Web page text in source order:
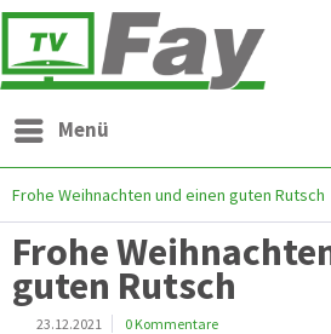
Menü
Frohe Weihnachten und einen guten Rutsch
Frohe
guten Rutsch
23.12.2021 0 Kommentare